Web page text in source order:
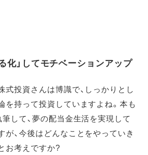
化」してモチベーションアップ
式投資さんは博識で、しっかりとし
を持って投資していますよね。本も
して、夢の配当金生活を実現して
が、今後はどんなことをやっていき
お考えですか?